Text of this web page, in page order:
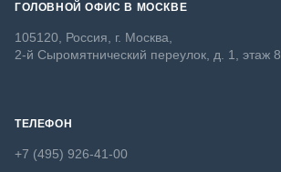
ГОЛОВНОЙ ОФИС В МОСКВЕ
105120, Россия, г. Москва,
2-й Сыромятнический переулок, д. 1, этаж 8
ТЕЛЕФОН
+7 (495) 926-41-00